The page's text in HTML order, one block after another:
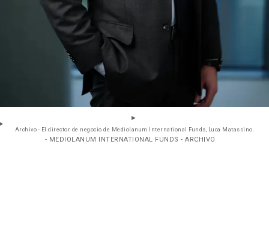
Archivo - El director de negocio de Mediolanum International Funds, Luca Matassino.
- MEDIOLANUM INTERNATIONAL FUNDS - ARCHIVO